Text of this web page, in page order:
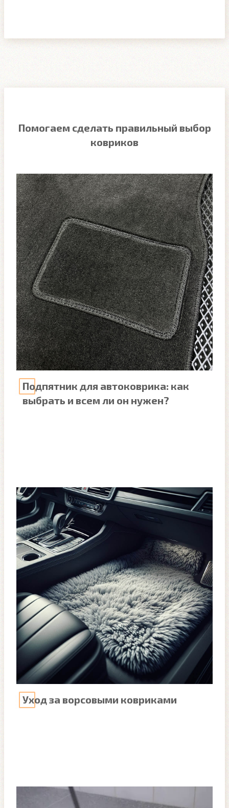
Помогаем сделать правильный выбор
ковриков
Подпятник для автоковрика: как
выбрать и всем ли он нужен?
Уход за ворсовыми ковриками